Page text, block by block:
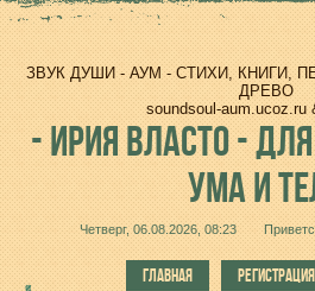
ЗВУК ДУШИ - АУМ - СТИХИ, КНИГИ,
ДРЕВО
soundsoul-aum.ucoz.ru
-ИРИЯ ВЛАСТО -
УМА И
Четверг, 06.08.2026, 08:23
ГЛАВНАЯ РЕГИСТРАЦИЯ